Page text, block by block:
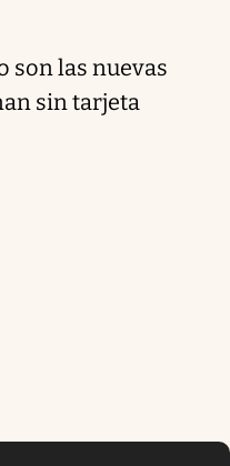
son las nuevas
sin tarjeta